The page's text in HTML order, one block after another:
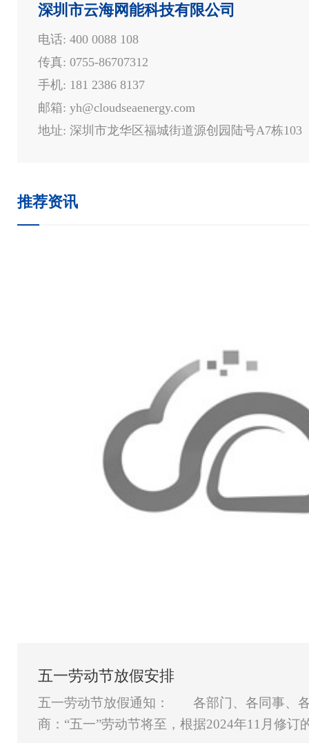
深圳市云海网能科技有限公司
电话: 400 0088 108
传真: 0755-86707312
手机: 181 2386 8137
邮箱: yh@cloudseaenergy.com
地址: 深圳市龙华区福城街道源创园陆号A7栋103
推荐资讯
五一劳动节放假安排
五一劳动节放假通知： 各部门、各同事、
商：“五一”劳动节将至，根据2024年11月修订